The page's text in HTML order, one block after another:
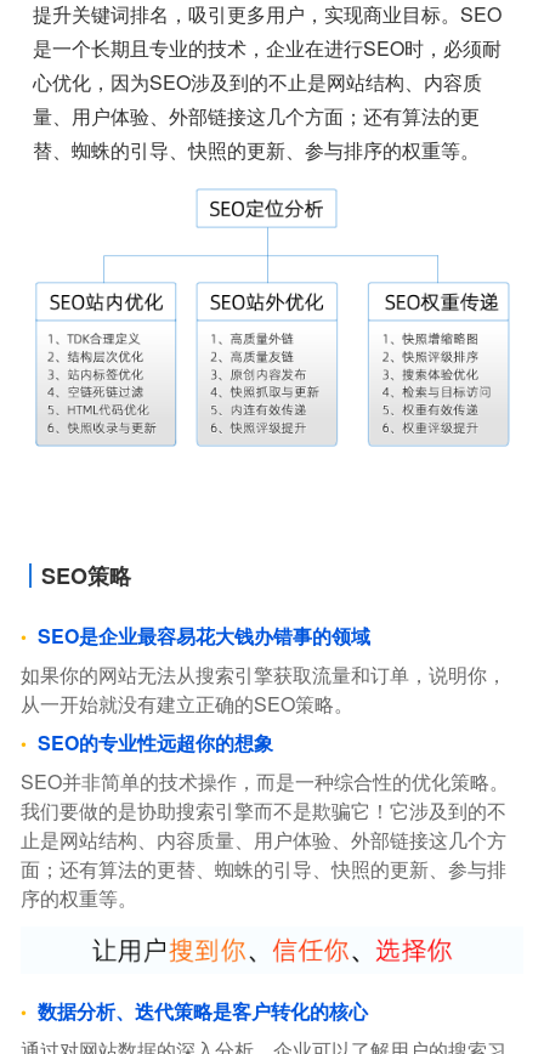
提升关键词排名，吸引更多用户，实现商业目标。SEO
是一个长期且专业的技术，企业在进行SEO时，必须耐
心优化，因为SEO涉及到的不止是网站结构、内容质
量、用户体验、外部链接这几个方面；还有算法的更
替、蜘蛛的引导、快照的更新、参与排序的权重等。
SEO策略
SEO是企业最容易花大钱办错事的领域
如果你的网站无法从搜索引擎获取流量和订单，说明你，
从一开始就没有建立正确的SEO策略。
SEO的专业性远超你的想象
SEO并非简单的技术操作，而是一种综合性的优化策略。
我们要做的是协助搜索引擎而不是欺骗它！它涉及到的不
止是网站结构、内容质量、用户体验、外部链接这几个方
面；还有算法的更替、蜘蛛的引导、快照的更新、参与排
序的权重等。
数据分析、迭代策略是客户转化的核心